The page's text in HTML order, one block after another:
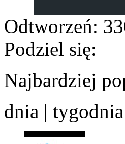
Odtworzeń:
Podziel się:
Najbardziej
dnia | tygodnia